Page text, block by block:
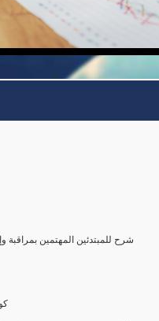
شرح للمبتدئين المهتمين